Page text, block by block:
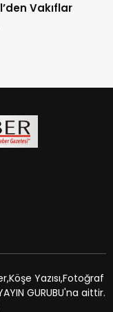
Vakıflar
tarafınıza haber,
Yazısı,Fotoğraf
GURUBU'na aittir.